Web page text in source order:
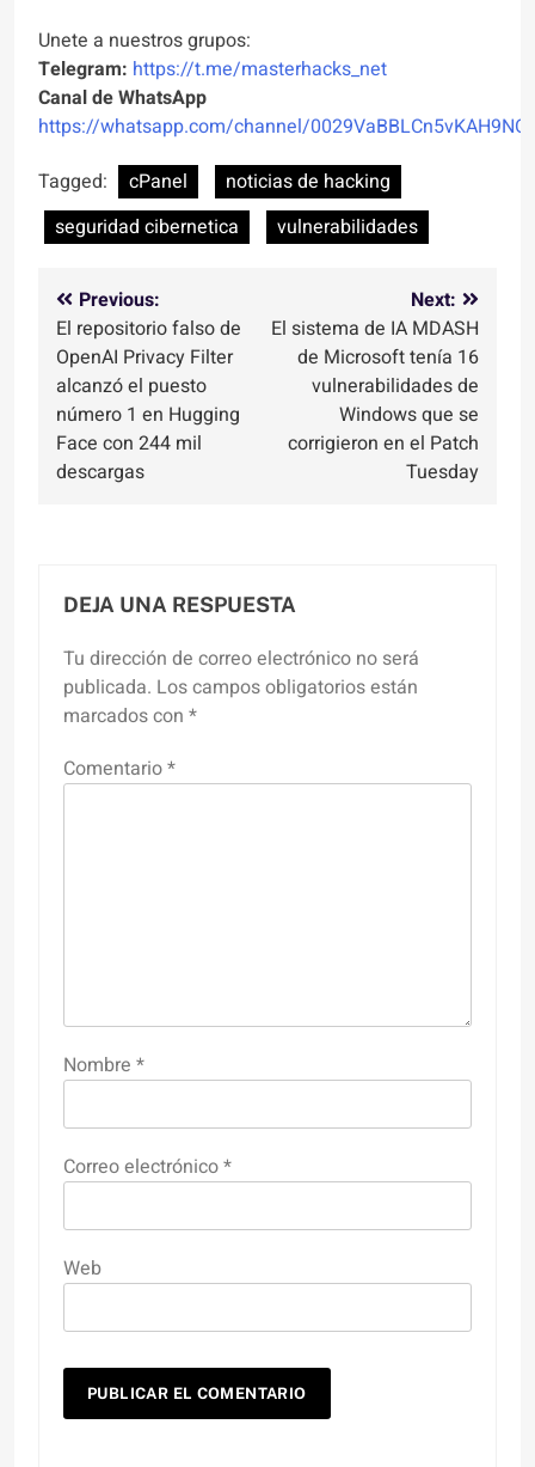
Unete a nuestros grupos:
Telegram: https://t.me/masterhacks_net
Canal de WhatsApp
https://whatsapp.com/channel/
Tagged:
cPanel
noticias de hacking
seguridad cibernetica
vulnerabilidades
Navegación
de
entradas
Previous:
El repositorio falso de
OpenAI Privacy Filter
alcanzó el puesto
número 1 en Hugging
Face con 244 mil
descargas
Next:
El sistema de IA MDASH
de Microsoft tenía 16
vulnerabilidades de
Windows que se
corrigieron en el Patch
Tuesday
DEJA UNA RESPUESTA
Tu dirección de correo electrónico no será
publicada. Los campos obligatorios están
marcados con *
Comentario*
Nombre *
Correo electrónico*
Web